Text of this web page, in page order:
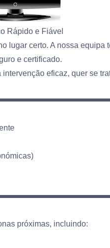
Rápido e Fiável
lugar certo. A nossa equipa
e certificado.
eficaz, quer se
próximas, incluindo: